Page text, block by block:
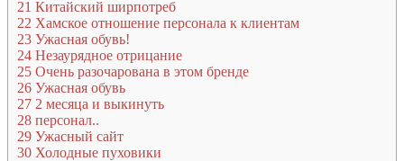
21 Китайский ширпотреб
22 Хамское отношение персонала к клиентам
23 Ужасная обувь!
24 Незаурядное отрицание
25 Очень разочарована в этом бренде
26 Ужасная обувь
27 2 месяца и выкинуть
28 персонал..
29 Ужасный сайт
30 Холодные пуховики